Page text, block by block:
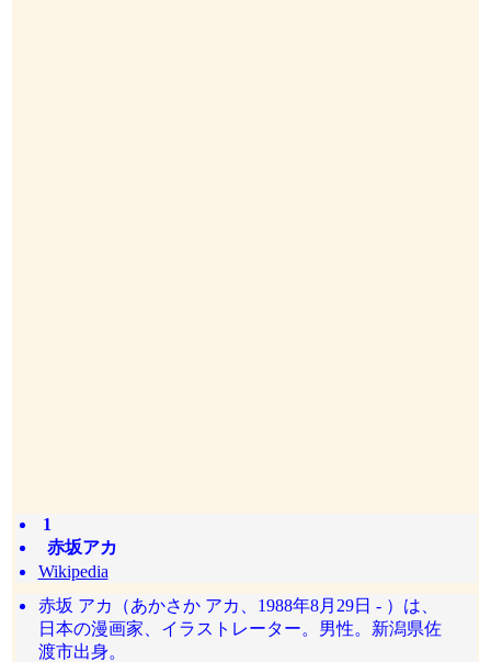
1
赤坂アカ
Wikipedia
赤坂 アカ（あかさか アカ、1988年8月29日 - ）は、
日本の漫画家、イラストレーター。男性。新潟県佐
渡市出身。